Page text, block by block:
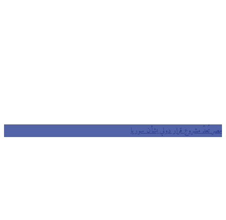
مصر تُعدّ مشروع قرار دولي بشأن سوريا